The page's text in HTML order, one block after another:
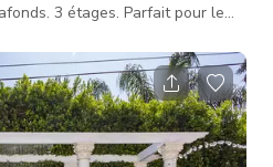
3 étages. Parfait pour le
requises
de personnes viennent et
dans la maison.